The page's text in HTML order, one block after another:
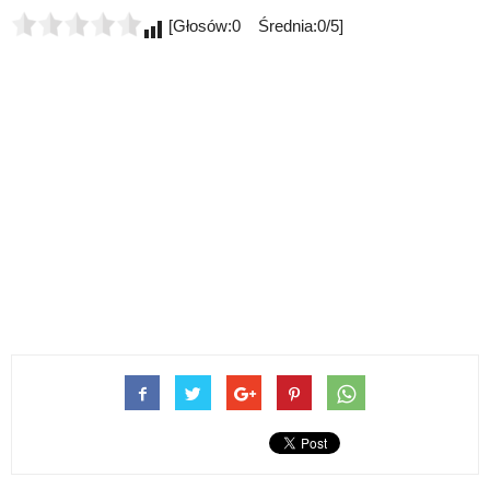
[Głosów:0 Średnia:0/5]